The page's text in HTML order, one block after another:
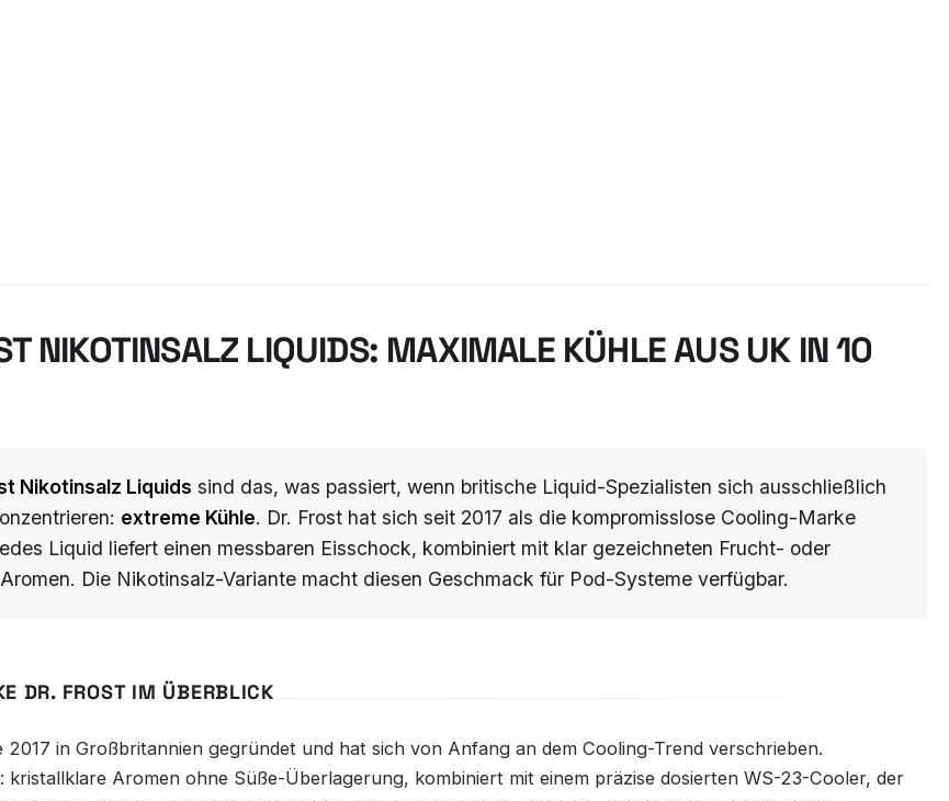
NIKOTINSALZ LIQUIDS: MAXIMALE KÜHLE AUS UK IN 10
Nikotinsalz Liquids sind das, was passiert, wenn britische Liquid-Spezialisten sich ausschließlich
extreme Kühle. Dr. Frost hat sich seit 2017 als die kompromisslose Cooling-Marke
Liquid liefert einen messbaren Eisschock, kombiniert mit klar gezeichneten Frucht- oder
Die Nikotinsalz-Variante macht diesen Geschmack für Pod-Systeme verfügbar.
DR. FROST IM ÜBERBLICK
2017 in Großbritannien gegründet und hat sich von Anfang an dem Cooling-Trend verschrieben.
kristallklare Aromen ohne Süße-Überlagerung, kombiniert mit einem präzise dosierten WS-23-Cooler, der